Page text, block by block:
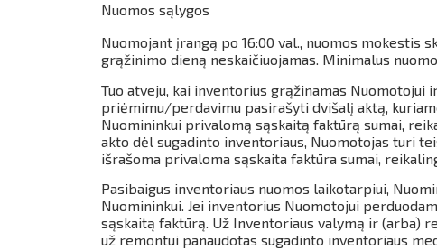
Nuomos sąlygos
Nuomojant įrangą po 16:00 val., nuomos mokestis
grąžinimo dieną neskaičiuojamas. Minimalus
Tuo atveju, kai inventorius grąžinamas
priėmimu/perdavimu pasirašyti dvišalį aktą,
Nuomininkui privalomą sąskaitą faktūrą sumai,
akto dėl sugadinto inventoriaus, Nuomotojas turi
išrašoma privaloma sąskaita faktūra sumai,
Pasibaigus inventoriaus nuomos laikotarpiui,
Nuomininkui. Jei inventorius Nuomotojui
sąskaitą faktūrą. Už Inventoriaus valymą ir (arba)
už remontui panaudotas sugadinto inventoriaus